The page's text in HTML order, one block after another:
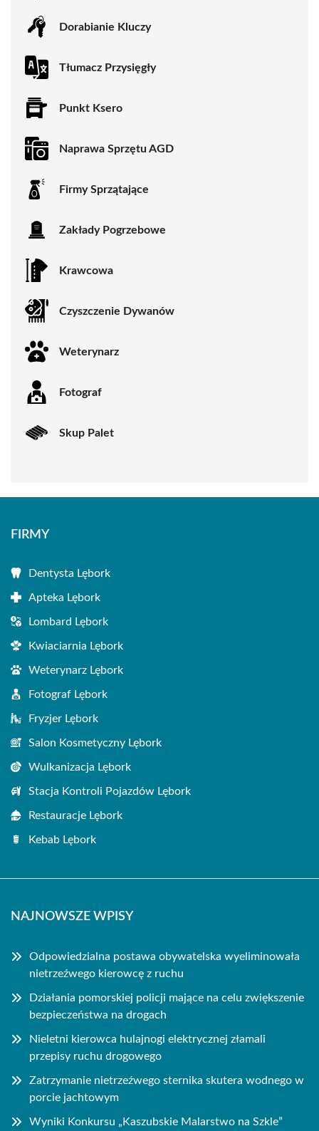
Dorabianie Kluczy
Tłumacz Przysięgły
Punkt Ksero
Naprawa Sprzętu AGD
Firmy Sprzątające
Zakłady Pogrzebowe
Krawcowa
Czyszczenie Dywanów
Weterynarz
Fotograf
Skup Palet
FIRMY
Dentysta Lębork
Apteka Lębork
Lombard Lębork
Kwiaciarnia Lębork
Weterynarz Lębork
Fotograf Lębork
Fryzjer Lębork
Salon Kosmetyczny Lębork
Wulkanizacja Lębork
Stacja Kontroli Pojazdów Lębork
Restauracje Lębork
Kebab Lębork
NAJNOWSZE WPISY
Odpowiedzialna postawa obywatelska wyeliminowała
nietrzeźwego kierowcę z ruchu
Działania pomorskiej policji mające na celu zwiększenie
bezpieczeństwa na drogach
Nieletni kierowca hulajnogi elektrycznej złamali
przepisy ruchu drogowego
Zatrzymanie nietrzeźwego sternika skutera wodnego w
porcie jachtowym
Wyniki Konkursu „Kaszubskie Malarstwo na Szkle”